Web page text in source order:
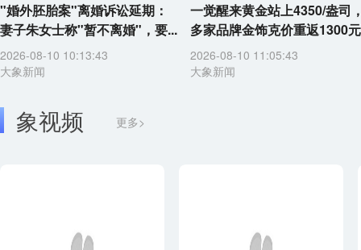
"婚外胚胎案"离婚诉讼延期：
妻子朱女士称"暂不离婚"，要...
2026-08-10 10:13:43
大象新闻
一觉醒来黄金站上4350/盎司
多家品牌金饰克价重返1300元
2026-08-10 11:05:43
大象新闻
象视频 更多>